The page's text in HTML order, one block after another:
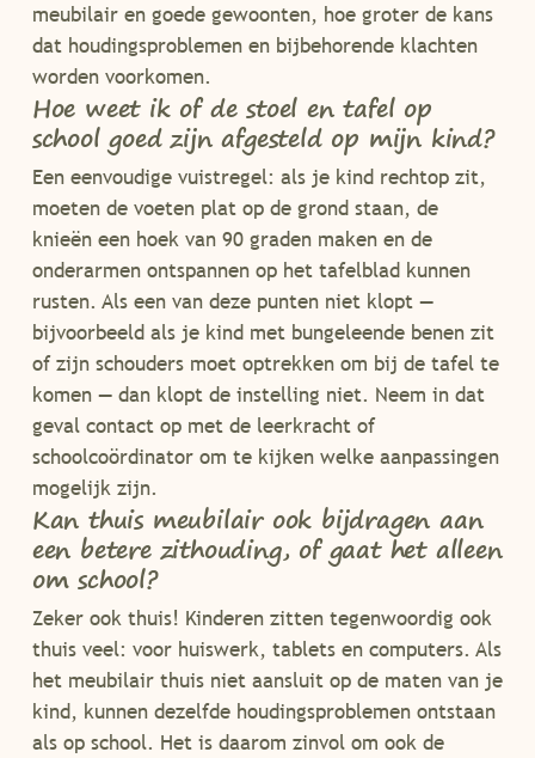
meubilair en goede gewoonten, hoe groter de kans
dat houdingsproblemen en bijbehorende klachten
worden voorkomen.
Hoe weet ik of de stoel en tafel op
school goed zijn afgesteld op mijn kind?
Een eenvoudige vuistregel: als je kind rechtop zit,
moeten de voeten plat op de grond staan, de
knieën een hoek van 90 graden maken en de
onderarmen ontspannen op het tafelblad kunnen
rusten. Als een van deze punten niet klopt —
bijvoorbeeld als je kind met bungeleende benen zit
of zijn schouders moet optrekken om bij de tafel te
komen — dan klopt de instelling niet. Neem in dat
geval contact op met de leerkracht of
schoolcoördinator om te kijken welke aanpassingen
mogelijk zijn.
Kan thuis meubilair ook bijdragen aan
een betere zithouding, of gaat het alleen
om school?
Zeker ook thuis! Kinderen zitten tegenwoordig ook
thuis veel: voor huiswerk, tablets en computers. Als
het meubilair thuis niet aansluit op de maten van je
kind, kunnen dezelfde houdingsproblemen ontstaan
als op school. Het is daarom zinvol om ook de